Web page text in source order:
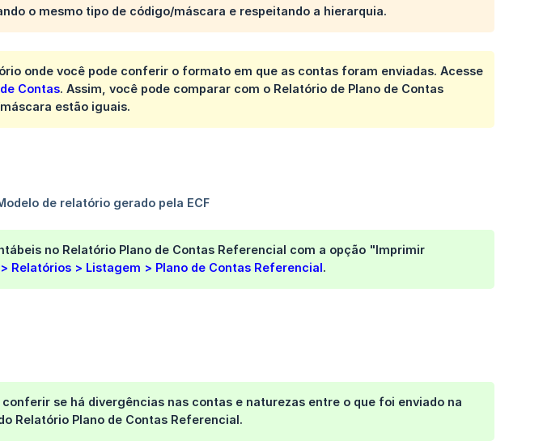
o mesmo tipo de código/máscara e respeitando a hierarquia.
onde você pode conferir o formato em que as contas foram enviadas. Acesse
Contas. Assim, você pode comparar com o Relatório de Plano de Contas
estão iguais.
no Relatório Plano de Contas Referencial com a opção "Imprimir
Relatórios > Listagem > Plano de Contas Referencial.
se há divergências nas contas e naturezas entre o que foi enviado na
Relatório Plano de Contas Referencial.